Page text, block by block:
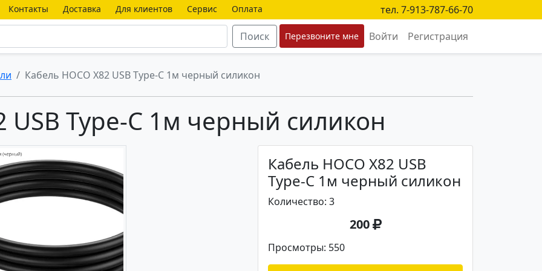
Контакты Доставка Для клиентов Сервис Оплата
тел. 7-913-787-66-70
Поиск
Перезвоните мне Войти Регистрация
Кабель HOCO X82 USB Type-C 1м черный силикон
USB Type-C 1м черный силикон
Кабель HOCO X82 USB
Type-C 1м черный силикон
Количество: 3
200
Просмотры: 550